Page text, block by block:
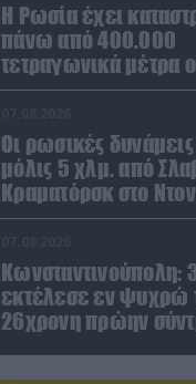
Η Ρωσία έχει
πάνω από 400.000
τετραγωνικά μέτρα
εγκαταστάσεων τον
Οι ρωσικές
μόλις 5 χλμ. από
Κραματόρσκ στο
Κωνσταντινούπολη:
εκτέλεσε εν ψυχρώ
26χρονη πρώην